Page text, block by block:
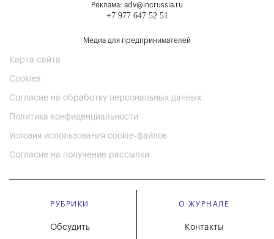
Реклама: adv@incrussia.ru
+7 977 647 52 51
Медиа для предпринимателей
Карта сайта
Cookies
Согласие на обработку персональных данных
Политика конфиденциальности
Условия использования cookie-файлов
Согласие на получение рассылки
РУБРИКИ
Обсудить
О ЖУРНАЛЕ
Контакты